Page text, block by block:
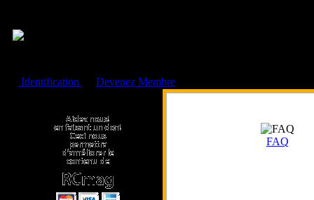
Identification
Devenez Membre
FAQ